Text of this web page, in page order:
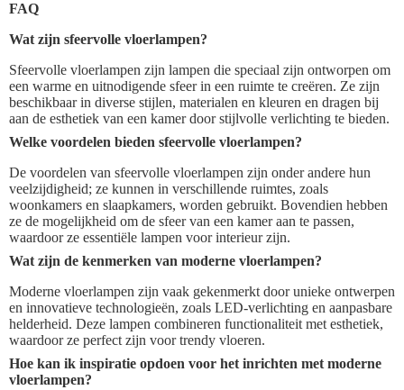
FAQ
Wat zijn sfeervolle vloerlampen?
Sfeervolle vloerlampen zijn lampen die speciaal zijn ontworpen om
een warme en uitnodigende sfeer in een ruimte te creëren. Ze zijn
beschikbaar in diverse stijlen, materialen en kleuren en dragen bij
aan de esthetiek van een kamer door stijlvolle verlichting te bieden.
Welke voordelen bieden sfeervolle vloerlampen?
De voordelen van sfeervolle vloerlampen zijn onder andere hun
veelzijdigheid; ze kunnen in verschillende ruimtes, zoals
woonkamers en slaapkamers, worden gebruikt. Bovendien hebben
ze de mogelijkheid om de sfeer van een kamer aan te passen,
waardoor ze essentiële lampen voor interieur zijn.
Wat zijn de kenmerken van moderne vloerlampen?
Moderne vloerlampen zijn vaak gekenmerkt door unieke ontwerpen
en innovatieve technologieën, zoals LED-verlichting en aanpasbare
helderheid. Deze lampen combineren functionaliteit met esthetiek,
waardoor ze perfect zijn voor trendy vloeren.
Hoe kan ik inspiratie opdoen voor het inrichten met moderne
vloerlampen?